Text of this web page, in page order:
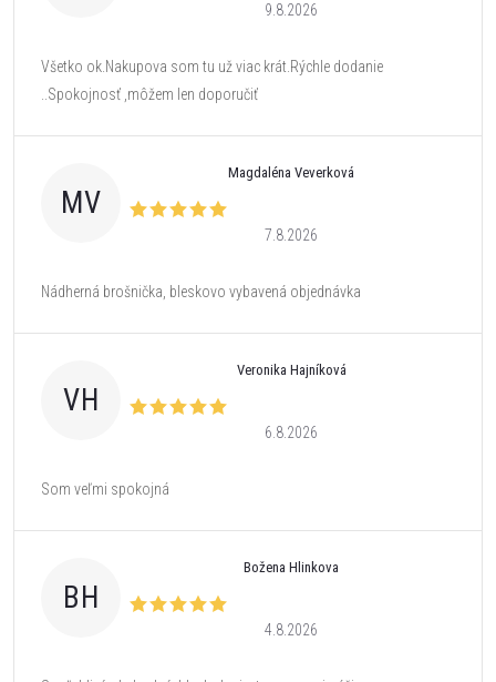
9.8.2026
Všetko ok.Nakupova som tu už viac krát.Rýchle dodanie
..Spokojnosť ,môžem len doporučiť
MV
Magdaléna Veverková
7.8.2026
Nádherná brošnička, bleskovo vybavená objednávka
VH
Veronika Hajníková
6.8.2026
Som veľmi spokojná
BH
Božena Hlinkova
4.8.2026